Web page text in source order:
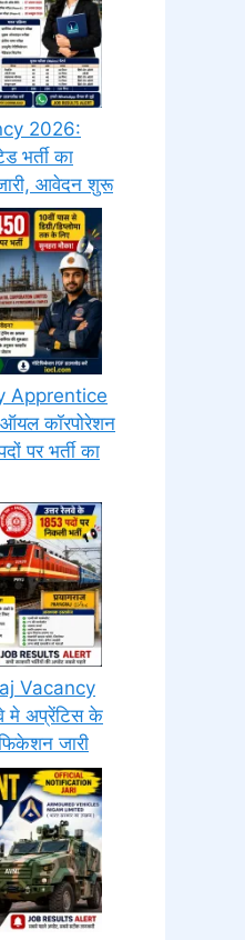
2026:
भर्ती का
आवेदन शुरू
Apprentice
कॉरपोरेशन
पर भर्ती का
Vacancy
मे अप्रेंटिस के
जारी